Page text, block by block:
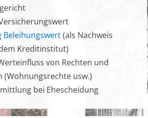
Beleihungswert(als Nachweis
Kreditinstitut)
von Rechten und
(Wohnungsrechte usw.)
bei Ehescheidung